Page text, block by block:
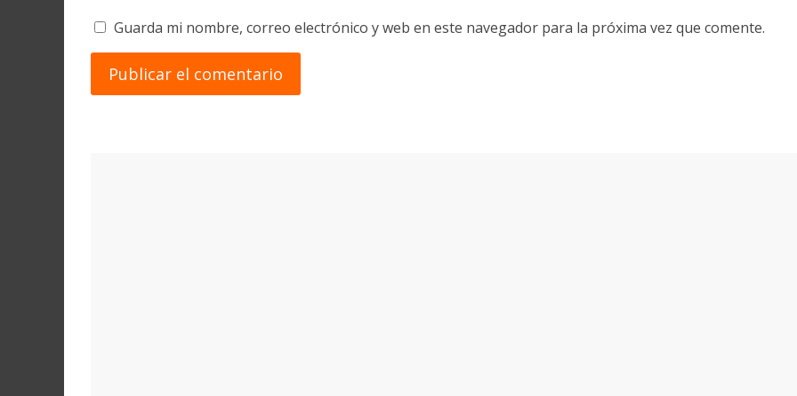
Guarda mi nombre, correo electrónico y web en este navegador para la próxima vez que comente.